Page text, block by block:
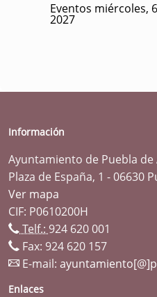
Eventos miércoles,
2027
Información
Ayuntamiento de Puebla de
Plaza de España, 1 - 06630
Ver mapa
CIF: P0610200H
Telf.: 924 620 001
Fax: 924 620 157
E-mail:
Enlaces